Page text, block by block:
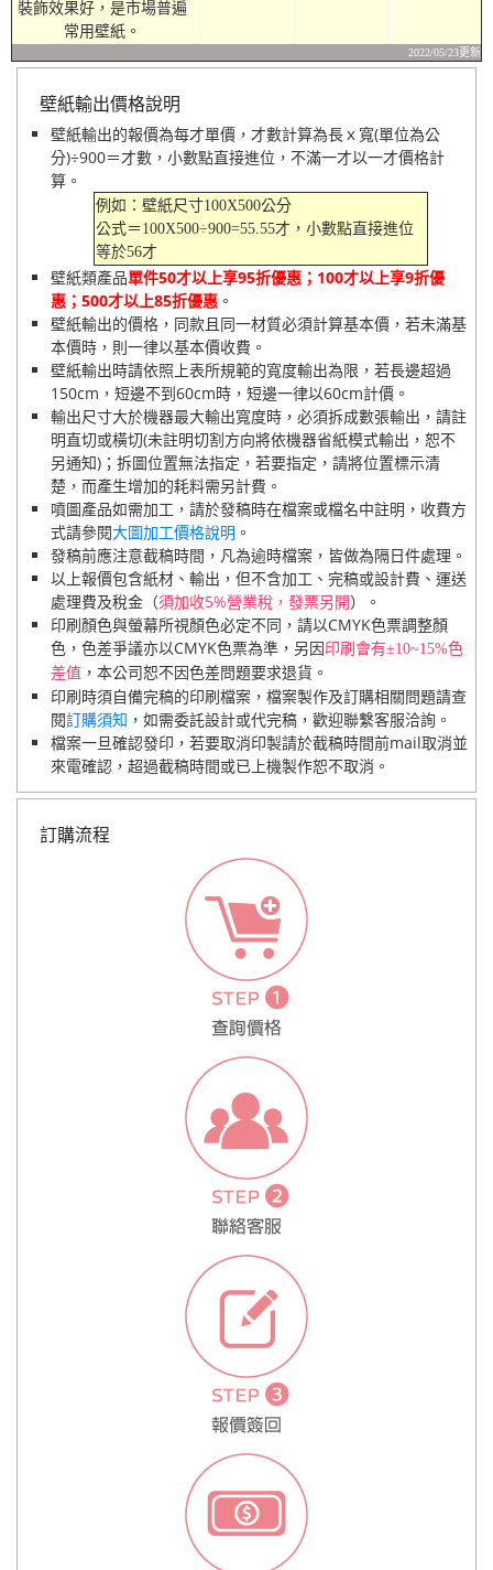
裝飾效果好，是市場普遍
常用壁紙。
2022/05/23更新
壁紙輸出價格說明
壁紙輸出的報價為每才單價，才數計算為長ｘ寬(單位為公
分)÷900＝才數，小數點直接進位，不滿一才以一才價格計
算。
例如：壁紙尺寸100X500公分
公式＝100X500÷900=55.55才，小數點直接進位
等於56才
壁紙類產品單件50才以上享95折優惠；100才以上享9折優
惠；500才以上85折優惠 。
壁紙輸出的價格，同款且同一材質必須計算基本價，若未滿基
本價時，則一律以基本價收費。
壁紙輸出時請依照上表所規範的寬度輸出為限，若長邊超過
150cm，短邊不到60cm時，短邊一律以60cm計價。
輸出尺寸大於機器最大輸出寬度時，必須拆成數張輸出，請註
明直切或橫切(未註明切割方向將依機器省紙模式輸出，恕不
另通知)；拆圖位置無法指定，若要指定，請將位置標示清
楚，而產生增加的耗料需另計費。
噴圖產品如需加工，請於發稿時在檔案或檔名中註明，收費方
式請參閱大圖加工價格說明 。
發稿前應注意截稿時間，凡為逾時檔案，皆做為隔日件處理。
以上報價包含紙材、輸出，但不含加工、完稿或設計費、運送
處理費及稅金（須加收5%營業稅，發票另開）。
印刷顏色與螢幕所視顏色必定不同，請以CMYK色票調整顏
色，色差爭議亦以CMYK色票為準，另因印刷會有±10~15%色
差值 ，本公司恕不因色差問題要求退貨。
印刷時須自備完稿的印刷檔案，檔案製作及訂購相關問題請查
閱訂購須知 ，如需委託設計或代完稿，歡迎聯繫客服洽詢。
檔案一旦確認發印，若要取消印製請於截稿時間前mail取消並
來電確認，超過截稿時間或已上機製作恕不取消。
訂購流程